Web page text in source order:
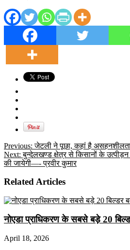
Previous: जेटली ने पूछा, कहां है
Next: बुन्देलखण्ड क्षेत्र से किसानों के उत्पीड़न
की जायेगी—- प्रवीर कुमार
Related Articles
नोएडा प्राधिकरण के सबसे बड़े 20
April 18, 2026